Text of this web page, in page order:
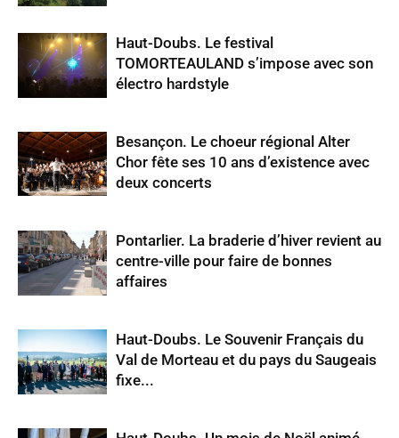
Haut-Doubs. Le festival
TOMORTEAULAND s’impose avec son
électro hardstyle
Besançon. Le choeur régional Alter
Chor fête ses 10 ans d’existence avec
deux concerts
Pontarlier. La braderie d’hiver revient au
centre-ville pour faire de bonnes
affaires
Haut-Doubs. Le Souvenir Français du
Val de Morteau et du pays du Saugeais
fixe...